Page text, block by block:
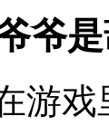
爷
游